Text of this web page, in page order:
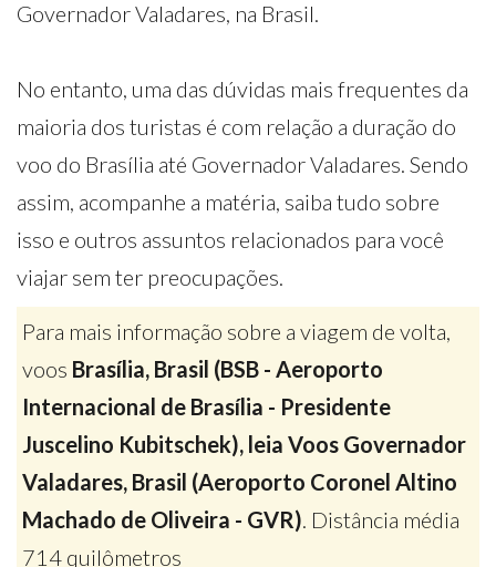
Governador Valadares, na Brasil.
No entanto, uma das dúvidas mais frequentes da
maioria dos turistas é com relação a duração do
voo do Brasília até Governador Valadares. Sendo
assim, acompanhe a matéria, saiba tudo sobre
isso e outros assuntos relacionados para você
viajar sem ter preocupações.
Para mais informação sobre a viagem de volta,
voos Brasília, Brasil (BSB - Aeroporto
Internacional de Brasília - Presidente
Juscelino Kubitschek), leia Voos Governador
Valadares, Brasil (Aeroporto Coronel Altino
Machado de Oliveira - GVR). Distância média
714 quilômetros